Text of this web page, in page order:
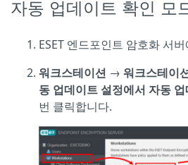
자동 업데이트 확인 모
ESET 엔드포인트 암호화 서
워크스테이션 → 워크스테이
동 업데이트 설정에서 자동
번 클릭합니다.